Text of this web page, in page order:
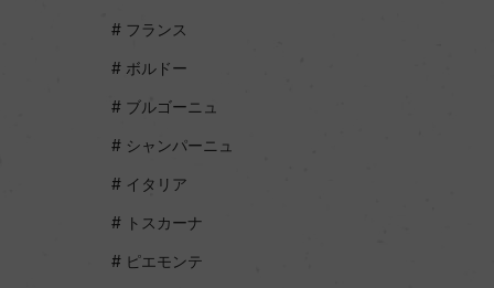
フランス
ボルドー
ブルゴーニュ
シャンパーニュ
イタリア
トスカーナ
ピエモンテ